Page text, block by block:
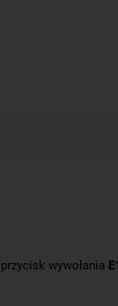
wywołania